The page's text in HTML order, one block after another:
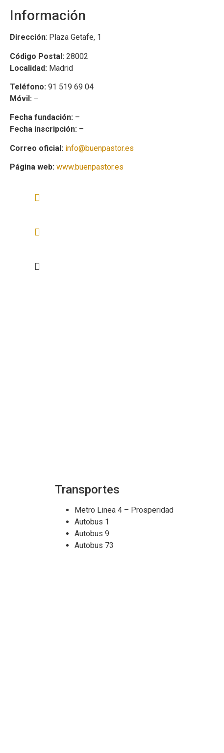
Información
Dirección: Plaza Getafe, 1
Código Postal: 28002
Localidad: Madrid
Teléfono: 91 519 69 04
Móvil: –
Fecha fundación: –
Fecha inscripción: –
Correo oficial: info@buenpastor.es
Página web: www.buenpastor.es
Transportes
Metro Linea 4 – Prosperidad
Autobus 1
Autobus 9
Autobus 73